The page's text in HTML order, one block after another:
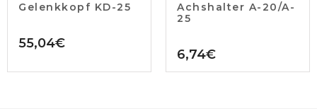
Gelenkkopf KD-25
55,04€
Achshalter A-20/A-
25
6,74€